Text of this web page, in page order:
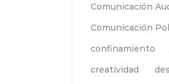
Comunicación
Comunicación
confinamiento
creatividad